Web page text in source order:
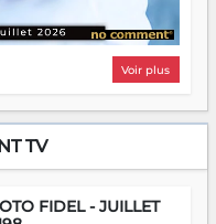
Voir plus
TV
FIDEL - JUILLET